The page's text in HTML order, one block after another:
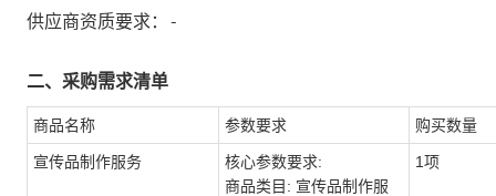
供应商资质要求：
-
二、采购需求清单
商品名称 参数要求 购买数量
宣传品制作服务
核心参数要求:
商品类目: 宣传品制作服
1项